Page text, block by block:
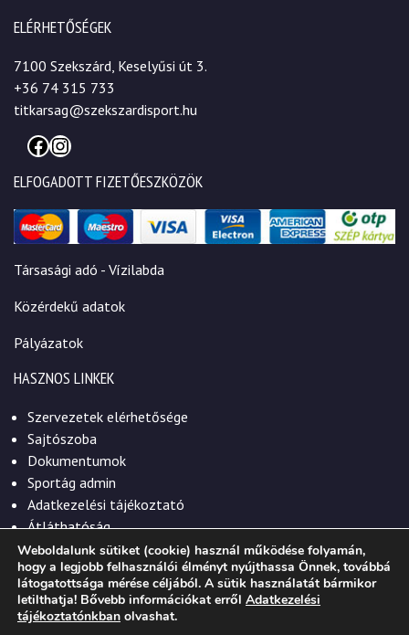
ELÉRHETŐSÉGEK
7100 Szekszárd, Keselyűsi út 3.
+36 74 315 733
titkarsag@szekszardisport.hu
Facebook
Instagram
ELFOGADOTT FIZETŐESZKÖZÖK
Társasági adó - Vízilabda
Közérdekű adatok
Pályázatok
HASZNOS LINKEK
Szervezetek elérhetősége
Sajtószoba
Dokumentumok
Sportág admin
Adatkezelési tájékoztató
Átláthatóság
© 2026. Szekszárdi Sportközpont Nonprofit Kft.
Weboldalunk sütiket (cookie) használ működése folyamán,
hogy a legjobb felhasználói élményt nyújthassa Önnek, továbbá
látogatottsága mérése céljából. A sütik használatát bármikor
letilthatja! Bővebb információkat erről Adatkezelési
tájékoztatónkban olvashat.